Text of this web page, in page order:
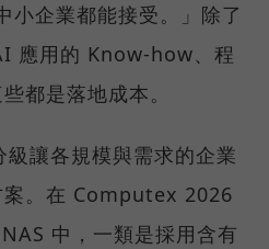
小企業都能接受。」除了
應用的 Know-how、程
都是落地成本。
讓各規模與需求的企業
案。在 Computex 2026
中，一類是採用含有